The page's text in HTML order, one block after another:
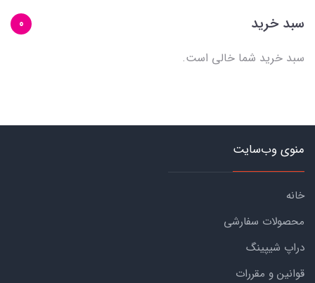
سبد خرید
0
سبد خرید شما خالی است.
منوی وب‌سایت
خانه
محصولات سفارشی
دراپ شیپینگ
قوانین و مقررات